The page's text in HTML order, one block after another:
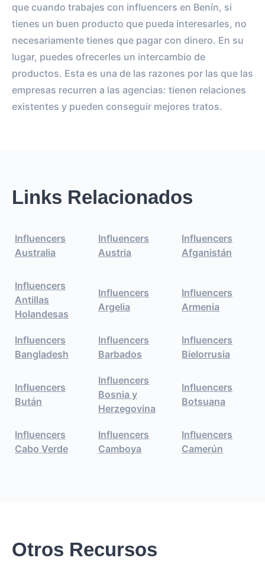
que cuando trabajes con influencers en Benín, si
tienes un buen producto que pueda interesarles, no
necesariamente tienes que pagar con dinero. En su
lugar, puedes ofrecerles un intercambio de
productos. Esta es una de las razones por las que las
empresas recurren a las agencias: tienen relaciones
existentes y pueden conseguir mejores tratos.
Links Relacionados
Influencers
Australia
Influencers
Austria
Influencers
Afganistán
Influencers
Antillas
Holandesas
Influencers
Argelia
Influencers
Armenia
Influencers
Bangladesh
Influencers
Barbados
Influencers
Bielorrusia
Influencers
Bután
Influencers
Bosnia y
Herzegovina
Influencers
Botsuana
Influencers
Cabo Verde
Influencers
Camboya
Influencers
Camerún
Otros Recursos